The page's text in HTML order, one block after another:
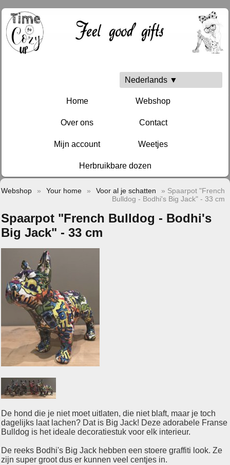
Nederlands ▼
Home Webshop
Over ons Contact
Mijn account Weetjes
Herbruikbare dozen
Webshop » Your home » Voor al je schatten
» Spaarpot "French
Bulldog - Bodhi's Big Jack" - 33 cm
Spaarpot "French Bulldog - Bodhi's
Big Jack" - 33 cm
De hond die je niet moet uitlaten, die niet blaft, maar je toch
dagelijks laat lachen? Dat is Big Jack! Deze adorabele Franse
Bulldog is het ideale decoratiestuk voor elk interieur.
De reeks Bodhi's Big Jack hebben een stoere graffiti look. Ze
zijn super groot dus er kunnen veel centjes in.